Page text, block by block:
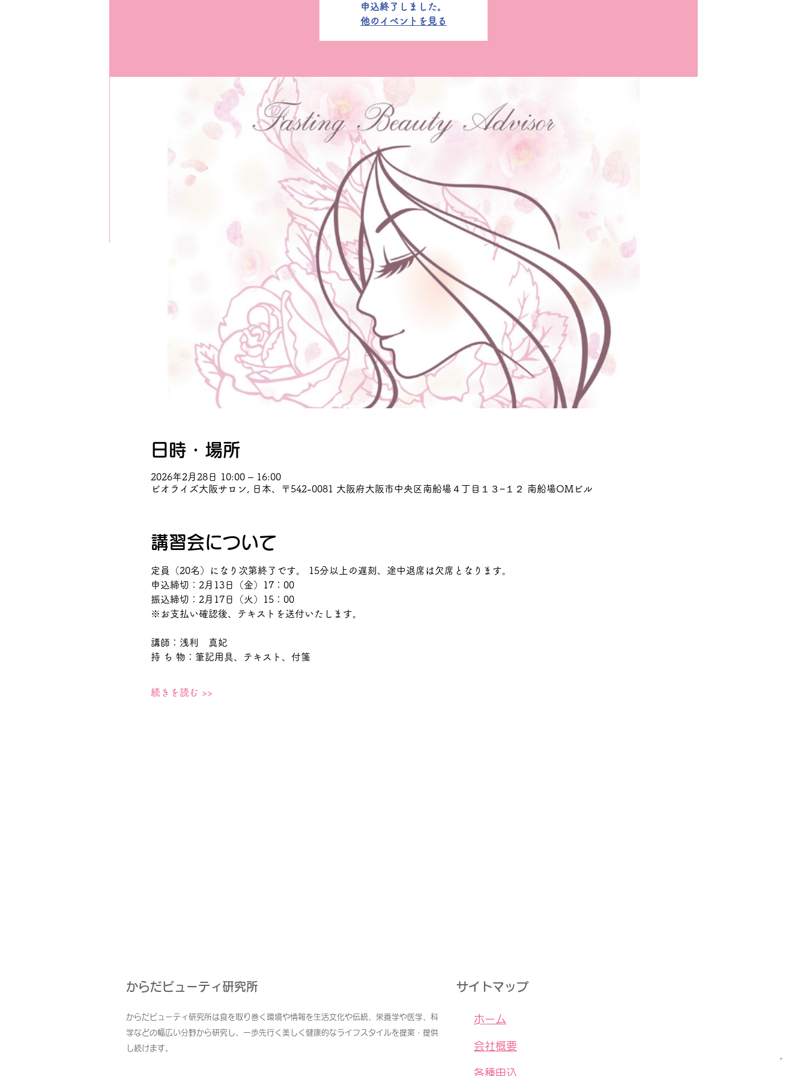
申込終了しました。
他のイベントを見る
日時・場所
2026年2月28日 10:00 – 16:00
ビオライズ大阪サロン, 日本、〒542-0081 大阪府大阪市中央区南船場４丁目１３−１２ 南船場OMビル
講習会について
定員（20名）になり次第終了です。 15分以上の遅刻、途中退席は欠席となります。
申込締切：2月13日（金）17：00
振込締切：2月17日（火）15：00
※お支払い確認後、テキストを送付いたします。
講師：浅利　真妃
持 ち 物：筆記用具、テキスト、付箋
続きを読む >>
からだビューティ研究所
からだビューティ研究所は食を取り巻く環境や情報を生活文化や伝統、栄養学や医学、科
学などの幅広い分野から研究し、一歩先行く美しく健康的なライフスタイルを提案・提供
し続けます。
サイトマップ
​ホーム
会社概要
各種申込